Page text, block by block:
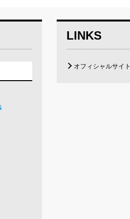
LINKS
オフィシャルサイト